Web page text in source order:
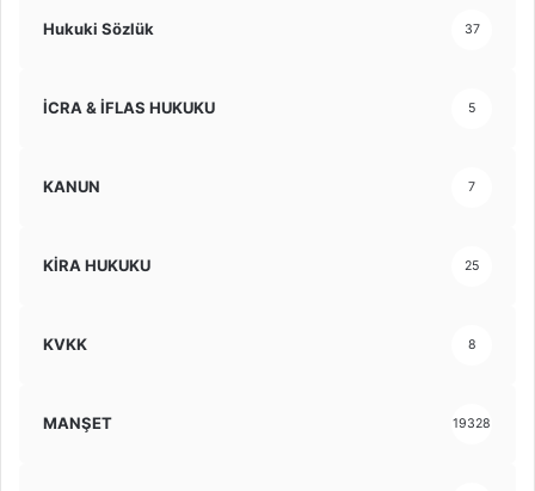
Hukuki Sözlük 37
İCRA & İFLAS HUKUKU 5
KANUN 7
KİRA HUKUKU 25
KVKK 8
MANŞET 19328